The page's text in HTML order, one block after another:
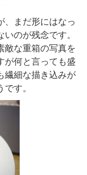
、まだ形にはなっ
のが残念です。
敵な重箱の写真を
が何と言っても盛
繊細な描き込みが
す。